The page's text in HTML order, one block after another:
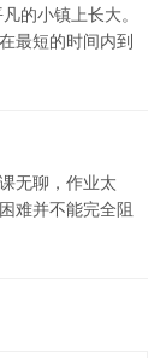
的小镇上长大。
最短的时间内到
无聊，作业太
难并不能完全阻